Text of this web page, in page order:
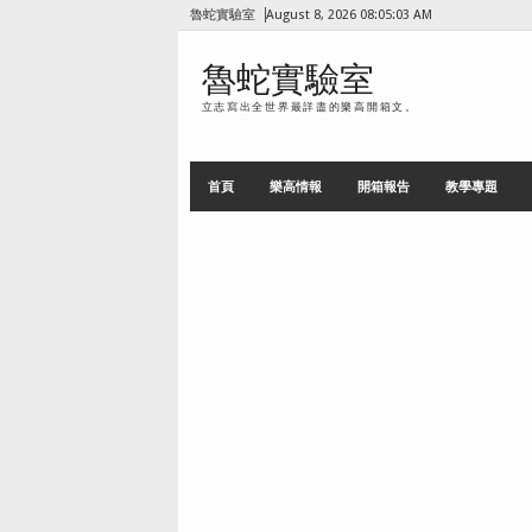
魯蛇實驗室 August 8, 2026 08:05:05 AM
魯蛇實驗室
立志寫出全世界最詳盡的樂高開箱文。
首頁 樂高情報 開箱報告 教學專題